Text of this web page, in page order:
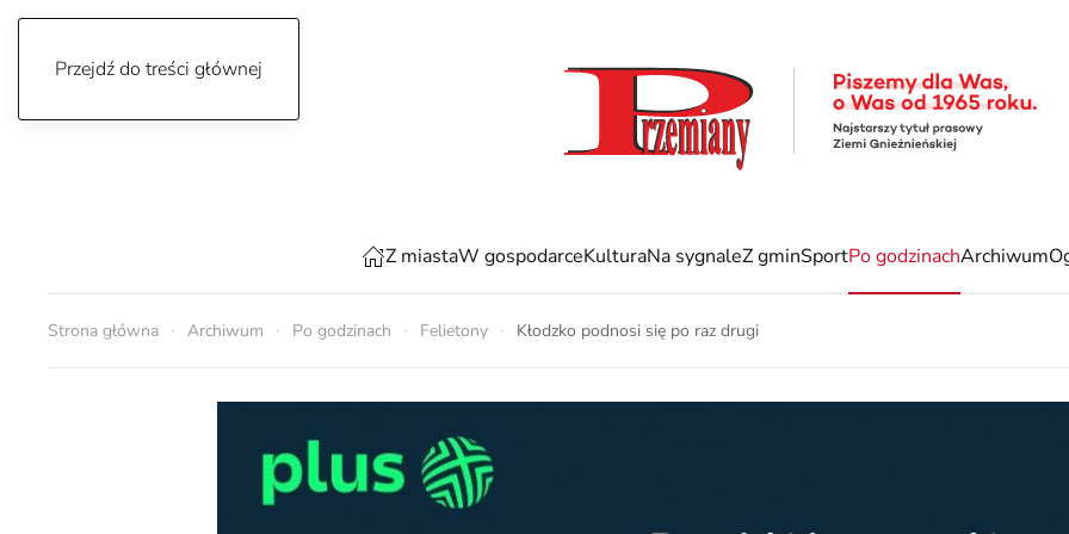
Przejdź do treści głównej
Z miastaW gospodarceKulturaNa sygnaleZ gminSportPo godzinachArchiwum
Strona główna Archiwum Po godzinach Felietony Kłodzko podnosi się po raz drugi